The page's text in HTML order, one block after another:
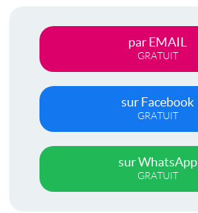
par EMAIL
GRATUIT
sur Facebook
GRATUIT
sur WhatsApp
GRATUIT